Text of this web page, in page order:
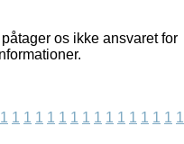
os ikke ansvaret for
1 1 1 1 1 1 1 1 1 1 1 1 1 1 1 1